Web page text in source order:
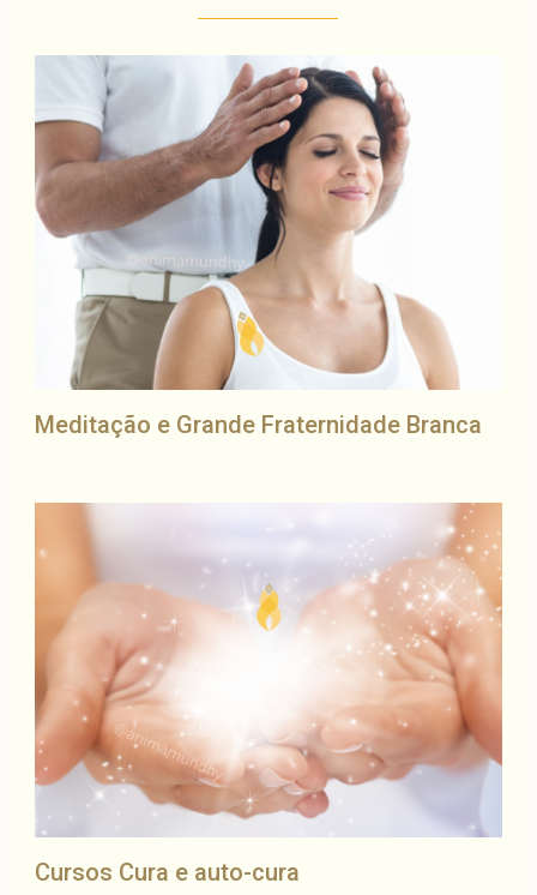
Meditação e Grande Fraternidade Branca
Cursos Cura e auto-cura